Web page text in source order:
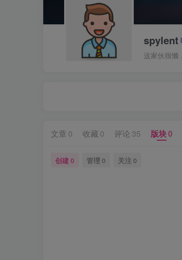
spylent
这家伙很懒
文章 0 收藏 0 评论 35 版块0
创建 0 管理 0 关注 0